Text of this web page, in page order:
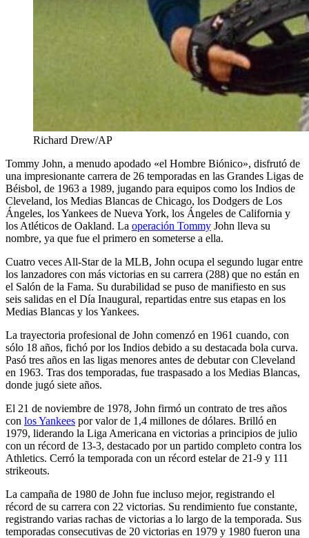
Richard Drew/AP
Tommy John, a menudo apodado «el Hombre Biónico», disfrutó de
una impresionante carrera de 26 temporadas en las Grandes Ligas de
Béisbol, de 1963 a 1989, jugando para equipos como los Indios de
Cleveland, los Medias Blancas de Chicago, los Dodgers de Los
Ángeles, los Yankees de Nueva York, los Ángeles de California y
los Atléticos de Oakland. La operación Tommy John lleva su
nombre, ya que fue el primero en someterse a ella.
Cuatro veces All-Star de la MLB, John ocupa el segundo lugar entre
los lanzadores con más victorias en su carrera (288) que no están en
el Salón de la Fama. Su durabilidad se puso de manifiesto en sus
seis salidas en el Día Inaugural, repartidas entre sus etapas en los
Medias Blancas y los Yankees.
La trayectoria profesional de John comenzó en 1961 cuando, con
sólo 18 años, fichó por los Indios debido a su destacada bola curva.
Pasó tres años en las ligas menores antes de debutar con Cleveland
en 1963. Tras dos temporadas, fue traspasado a los Medias Blancas,
donde jugó siete años.
El 21 de noviembre de 1978, John firmó un contrato de tres años
con los Yankees por valor de 1,4 millones de dólares. Brilló en
1979, liderando la Liga Americana en victorias a principios de julio
con un récord de 13-3, destacado por un partido completo contra los
Athletics. Cerró la temporada con un récord estelar de 21-9 y 111
strikeouts.
La campaña de 1980 de John fue incluso mejor, registrando el
récord de su carrera con 22 victorias. Su rendimiento fue constante,
registrando varias rachas de victorias a lo largo de la temporada. Sus
temporadas consecutivas de 20 victorias en 1979 y 1980 fueron una